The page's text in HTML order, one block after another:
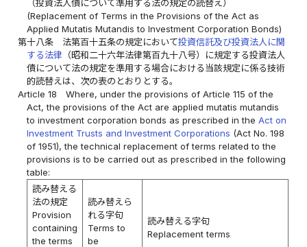
（投資法人債について準用する法の規定の読替え）
(Replacement of Terms in the Provisions of the Act as
Applied Mutatis Mutandis to Investment Corporation Bonds)
第十八条
法第百十五条の規定において投資信託及び投資法人に関
する法律 （昭和二十六年法律第百九十八号）に規定する投資法人
債について法の規定を準用する場合における当該規定に係る技術
的読替えは、次の表のとおりとする。
Article 18
Where, under the provisions of Article 115 of the
Act, the provisions of the Act are applied mutatis mutandis
to investment corporation bonds as prescribed in theAct on
Investment Trusts and Investment Corporations (Act No. 198
of 1951), the technical replacement of terms related to the
provisions is to be carried out as prescribed in the following
table:
読み替える
法の規定
Provision
containing
the terms
読み替えら
れる字句
Terms to
be
読み替える字句
Replacement terms